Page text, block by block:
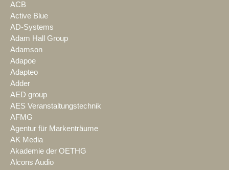
ACB
Active Blue
AD-Systems
Adam Hall Group
Adamson
Adapoe
Adapteo
Adder
AED group
AES Veranstaltungstechnik
AFMG
Agentur für Markenträume
AK Media
Akademie der OETHG
Alcons Audio